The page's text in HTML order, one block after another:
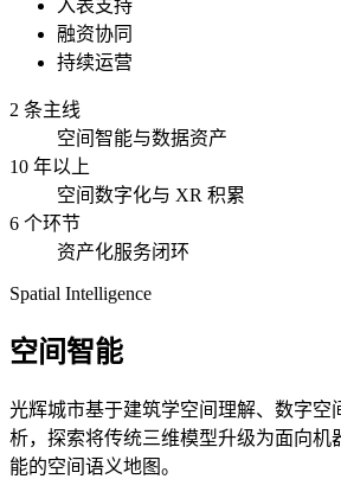
入表支持
融资协同
持续运营
2 条主线
空间智能与数据资产
10 年以上
空间数字化与 XR 积累
6 个环节
资产化服务闭环
Spatial Intelligence
空间智能
光辉城市基于建筑学空间理解、数字空
析，探索将传统三维模型升级为面向机
能的空间语义地图。